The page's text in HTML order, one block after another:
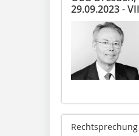
29.09.2023 -
Rechtsprechung